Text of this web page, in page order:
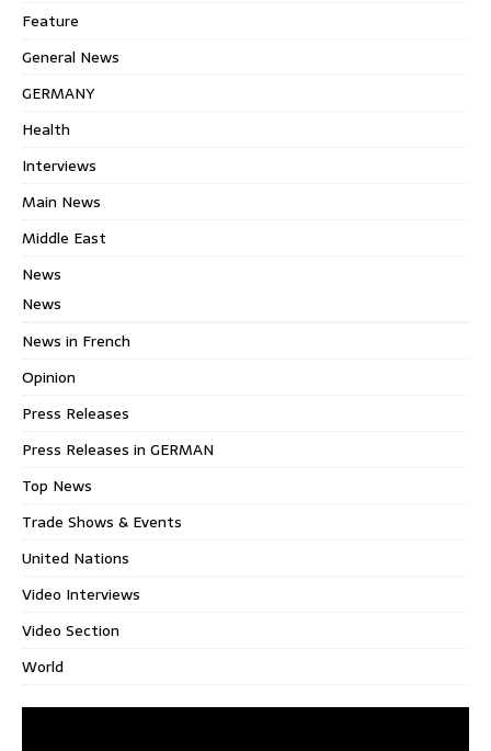
Feature
General News
GERMANY
Health
Interviews
Main News
Middle East
News
News
News in French
Opinion
Press Releases
Press Releases in GERMAN
Top News
Trade Shows & Events
United Nations
Video Interviews
Video Section
World